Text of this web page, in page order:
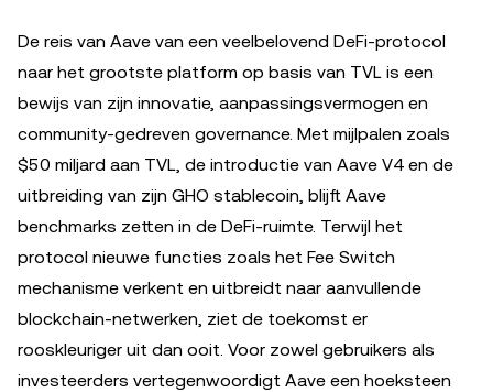
De reis van Aave van een veelbelovend DeFi-protocol
naar het grootste platform op basis van TVL is een
bewijs van zijn innovatie, aanpassingsvermogen en
community-gedreven governance. Met mijlpalen zoals
$50 miljard aan TVL, de introductie van Aave V4 en de
uitbreiding van zijn GHO stablecoin, blijft Aave
benchmarks zetten in de DeFi-ruimte. Terwijl het
protocol nieuwe functies zoals het Fee Switch
mechanisme verkent en uitbreidt naar aanvullende
blockchain-netwerken, ziet de toekomst er
rooskleuriger uit dan ooit. Voor zowel gebruikers als
investeerders vertegenwoordigt Aave een hoeksteen